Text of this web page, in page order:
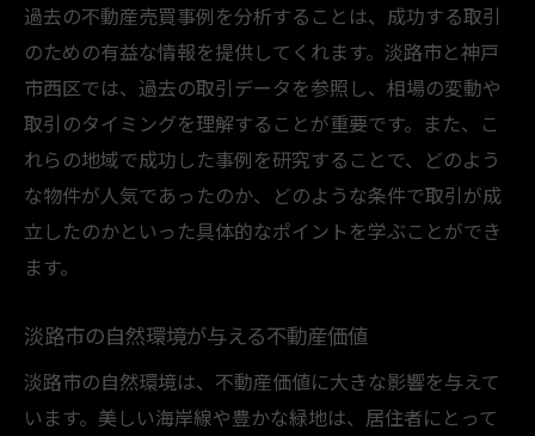
神戸市西区での賢い不動産取引のポイント
神戸市西区の都市機能を活かした不動産売
買
不動産売買で神戸市西区の市場動向を理解
神戸市西区での不動産取引における注意点
不動産売買の成功を支える地域密着の取り
地域密着型の不動産売買戦略がもたらす効
果
不動産売買で地域の住民との連携を図る方
過去の不動産売買事例を分析することは、成功する取引
のための有益な情報を提供してくれます。淡路市と神戸
市西区では、過去の取引データを参照し、相場の変動や
取引のタイミングを理解することが重要です。また、こ
れらの地域で成功した事例を研究することで、どのよう
な物件が人気であったのか、どのような条件で取引が成
立したのかといった具体的なポイントを学ぶことができ
ます。
淡路市の自然環境が与える不動産価値
淡路市の自然環境は、不動産価値に大きな影響を与えて
います。美しい海岸線や豊かな緑地は、居住者にとって